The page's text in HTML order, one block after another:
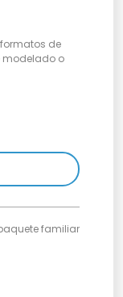
de
modelado o
familiar